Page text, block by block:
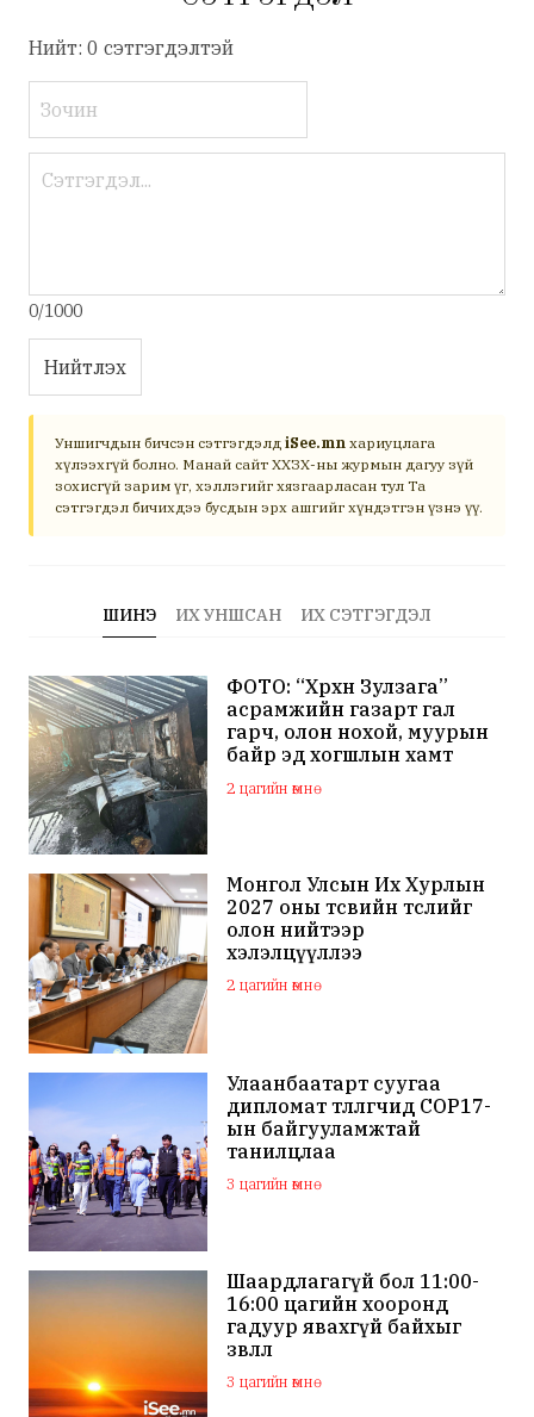
Нийт: 0 сэтгэгдэлтэй
0/1000
Нийтлэх
Уншигчдын бичсэн сэтгэгдэлд iSee.mn хариуцлага
хүлээхгүй болно. Манай сайт ХХЗХ-ны журмын дагуу зүй
зохисгүй зарим үг, хэллэгийг хязгаарласан тул Та
сэтгэгдэл бичихдээ бусдын эрх ашгийг хүндэтгэн үзнэ үү.
ШИНЭ ИХ УНШСАН ИХ СЭТГЭГДЭЛ
ФОТО: “Хөөрхөн Зулзага”
асрамжийн газарт гал
гарч, олон нохой, муурын
байр эд хогшлын хамт
шатжээ
2 цагийн өмнө
Монгол Улсын Их Хурлын
2027 оны төсвийн төслийг
олон нийтээр
хэлэлцүүллээ
2 цагийн өмнө
Улаанбаатарт суугаа
дипломат төлөөлөгчид COP17-
ын байгууламжтай
танилцлаа
3 цагийн өмнө
Шаардлагагүй бол 11:00-
16:00 цагийн хооронд
гадуур явахгүй байхыг
зөвлөлөө
3 цагийн өмнө